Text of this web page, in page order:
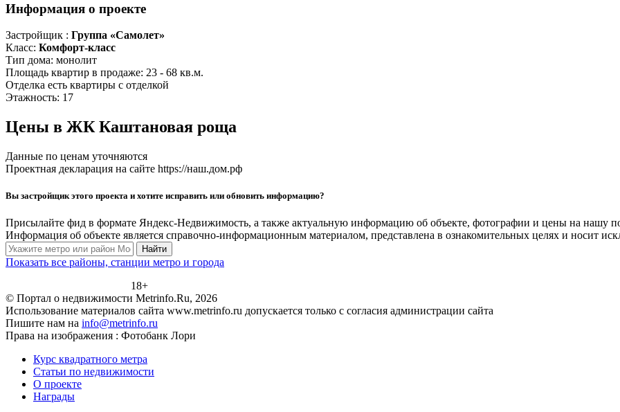
Информация о проекте
Застройщик : Группа «Самолет»
Класс: Комфорт-класс
Тип дома: монолит
Площадь квартир в продаже: 23 - 68 кв.м.
Отделка есть квартиры с отделкой
Этажность: 17
Цены в ЖК Каштановая роща
Данные по ценам уточняются
Проектная декларация на сайте https://наш.дом.рф
Вы застройщик этого проекта и хотите исправить или обновить информацию?
Присылайте фид в формате Яндекс-Недвижимость, а также актуальную информацию об объекте, фотографии и цены на нашу
Информация об объекте является справочно-информационным материалом, представлена в ознакомительных целях и носит
Найти
Показать все районы, станции метро и города
18+
© Портал о недвижимости Metrinfo.Ru, 2026
Использование материалов сайта www.metrinfo.ru допускается только с согласия администрации сайта
Пишите нам на info@metrinfo.ru
Права на изображения : Фотобанк Лори
Курс квадратного метра
Статьи по недвижимости
О проекте
Награды